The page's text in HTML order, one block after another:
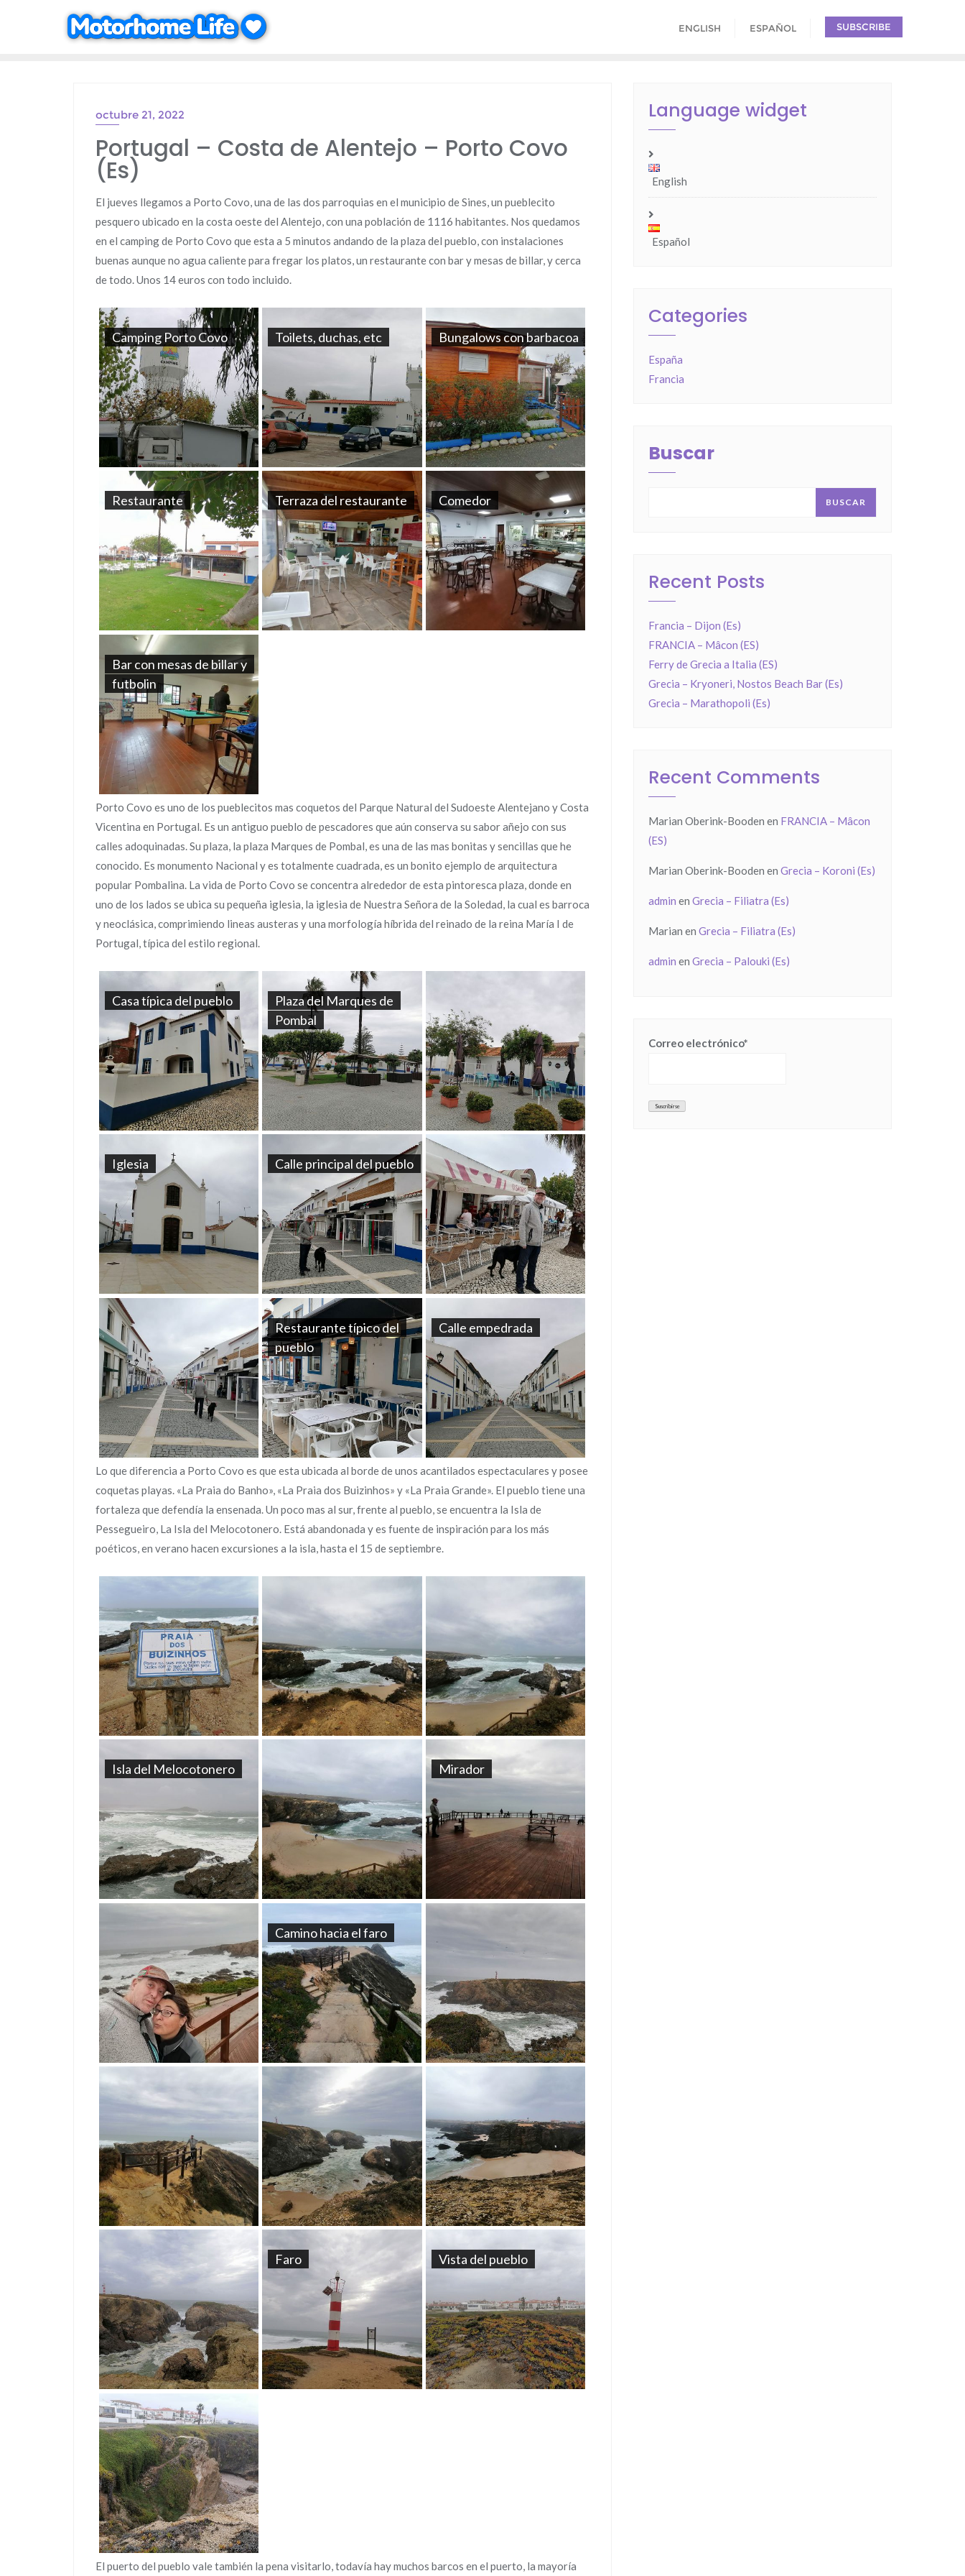
ENGLISH ESPAÑOL SUBSCRIBE
octubre 21, 2022
Portugal – Costa de Alentejo – Porto Covo
(Es)
El jueves llegamos a Porto Covo, una de las dos parroquias en el municipio de Sines, un pueblecito
pesquero ubicado en la costa oeste del Alentejo, con una población de 1116 habitantes. Nos quedamos
en el camping de Porto Covo que esta a 5 minutos andando de la plaza del pueblo, con instalaciones
buenas aunque no agua caliente para fregar los platos, un restaurante con bar y mesas de billar, y cerca
de todo. Unos 14 euros con todo incluido.
Camping Porto Covo Toilets, duchas, etc Bungalows con barbacoa
Restaurante Terraza del restaurante Comedor
Bar con mesas de billar y
futbolin
Porto Covo es uno de los pueblecitos mas coquetos del Parque Natural del Sudoeste Alentejano y Costa
Vicentina en Portugal. Es un antiguo pueblo de pescadores que aún conserva su sabor añejo con sus
calles adoquinadas. Su plaza, la plaza Marques de Pombal, es una de las mas bonitas y sencillas que he
conocido. Es monumento Nacional y es totalmente cuadrada, es un bonito ejemplo de arquitectura
popular Pombalina. La vida de Porto Covo se concentra alrededor de esta pintoresca plaza, donde en
uno de los lados se ubica su pequeña iglesia, la iglesia de Nuestra Señora de la Soledad, la cual es barroca
y neoclásica, comprimiendo lineas austeras y una morfología híbrida del reinado de la reina María I de
Portugal, típica del estilo regional.
Casa típica del pueblo
Plaza del Marques de
Pombal
Iglesia Calle principal del pueblo
Restaurante típico del
pueblo
Calle empedrada
Lo que diferencia a Porto Covo es que esta ubicada al borde de unos acantilados espectaculares y posee
coquetas playas. «La Praia do Banho», «La Praia dos Buizinhos» y «La Praia Grande». El pueblo tiene una
fortaleza que defendía la ensenada. Un poco mas al sur, frente al pueblo, se encuentra la Isla de
Pessegueiro, La Isla del Melocotonero. Está abandonada y es fuente de inspiración para los más
poéticos, en verano hacen excursiones a la isla, hasta el 15 de septiembre.
Isla del Melocotonero Mirador
Camino hacia el faro
Faro Vista del pueblo
El puerto del pueblo vale también la pena visitarlo, todavía hay muchos barcos en el puerto, la mayoría
Language widget
English
Español
Categories
España
Francia
Buscar
BUSCAR
Recent Posts
Francia – Dijon (Es)
FRANCIA – Mâcon (ES)
Ferry de Grecia a Italia (ES)
Grecia – Kryoneri, Nostos Beach Bar (Es)
Grecia – Marathopoli (Es)
Recent Comments
Marian Oberink-Booden en FRANCIA – Mâcon
(ES)
Marian Oberink-Booden en Grecia – Koroni (Es)
admin en Grecia – Filiatra (Es)
Marian en Grecia – Filiatra (Es)
admin en Grecia – Palouki (Es)
Correo electrónico*